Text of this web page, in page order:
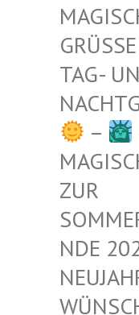
TAG-
–
UR S
DE